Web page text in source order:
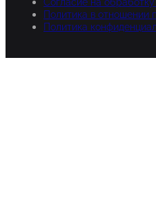
Политика в отношении
Политика